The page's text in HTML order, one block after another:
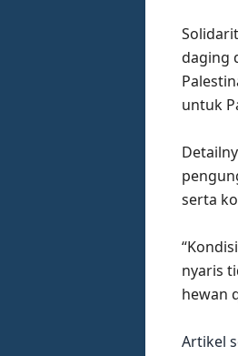
daging
untuk
serta
nyaris
hewan
Artikel